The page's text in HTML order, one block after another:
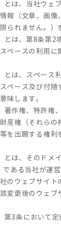
とは、当社ウェ
報（文章、画像
られません。）
とは、第8条第2
ペースの利用に
は、スペース
ペース及び付随
味します。
著作権、特許権
産権（それらの
を出願する権利
とは、そのドメ
ある当社が運
のウェブサイ
変更後のウェブ
第3条において定